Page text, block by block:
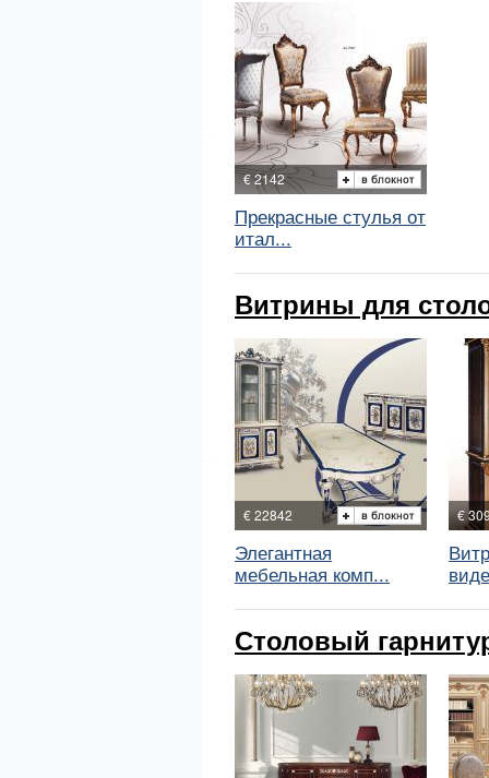
€ 2142
Прекрасные стулья от
итал...
Витрины для
€ 22842
Элегантная
мебельная комп...
€
Столовый